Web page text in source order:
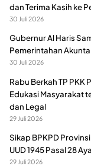
dan Terima Kasih ke
30 Juli 2026
Gubernur Al Haris
Pemerintahan
30 Juli 2026
Rabu Berkah TP PKK
Edukasi Masyarakat
dan Legal
29 Juli 2026
Sikap BPKPD
UUD 1945 Pasal 28
29 Juli 2026